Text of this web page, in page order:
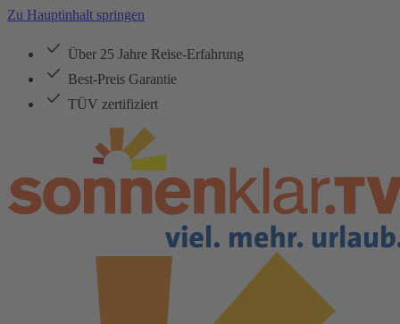
Zu Hauptinhalt springen
Über 25 Jahre Reise-Erfahrung
Best-Preis Garantie
TÜV zertifiziert